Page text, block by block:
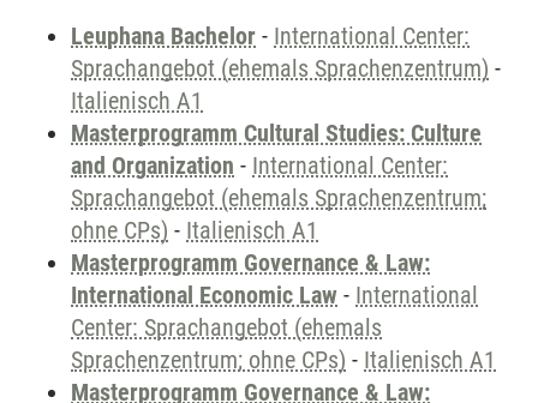
Leuphana Bachelor - International Center:
Sprachangebot (ehemals Sprachenzentrum) -
Italienisch A1
Masterprogramm Cultural Studies: Culture
and Organization - International Center:
Sprachangebot (ehemals Sprachenzentrum;
ohne CPs) - Italienisch A1
Masterprogramm Governance & Law:
International Economic Law - International
Center: Sprachangebot (ehemals
Sprachenzentrum; ohne CPs) - Italienisch A1
Masterprogramm Governance & Law: